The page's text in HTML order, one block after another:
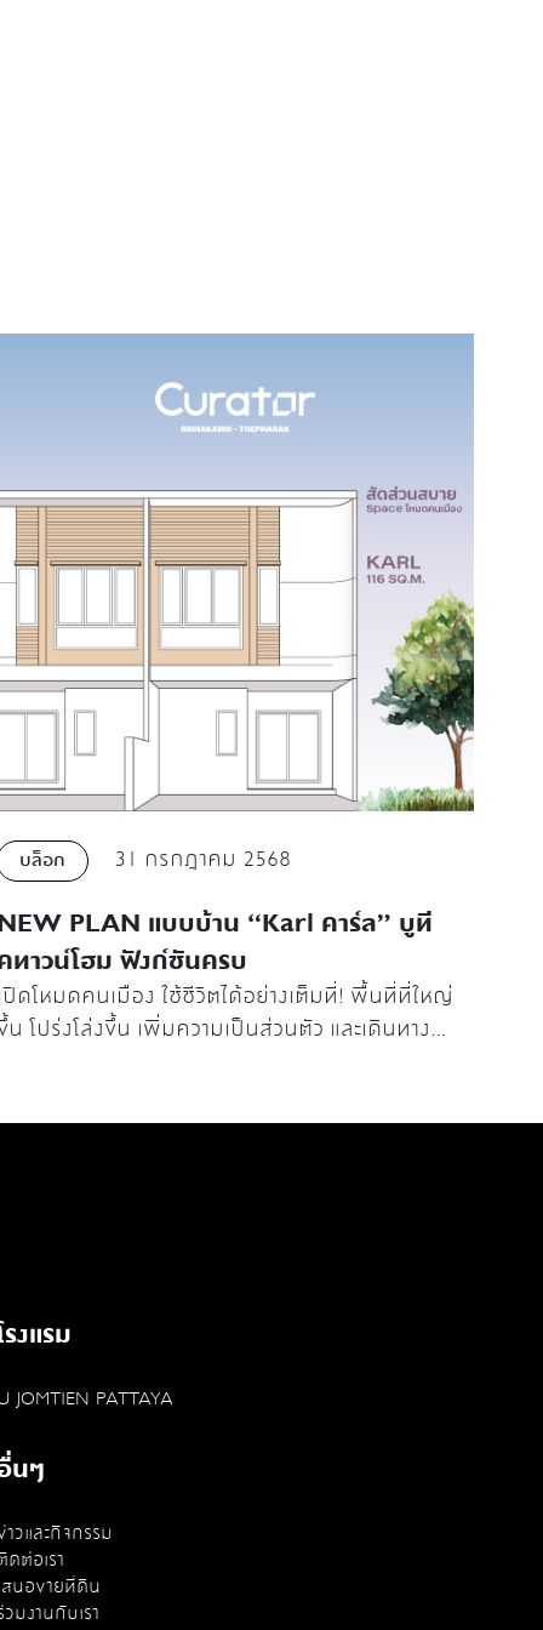
บล็อก 31 กรกฎาคม 2568
PLAN แบบบ้าน “Karl คาร์ล” บูที
ทาวน์โฮม ฟังก์ชันครบ
ปิดโหมดคนเมือง ใช้ชีวิตได้อย่างเต็มที่! พื้นที่ที่ใหญ่
น โปร่งโล่งขึ้น เพิ่มความเป็นส่วนตัว และเดินทาง
รงแรม
JOMTIEN PATTAYA
นๆ
าวและกิจกรรม
ดต่อเรา
สนอขายที่ดิน
วมงานกับเรา